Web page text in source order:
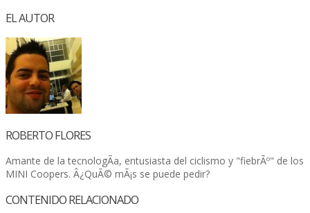
EL AUTOR
ROBERTO FLORES
Amante de la tecnologÃ­a, entusiasta del ciclismo y "fiebrÃº" de los
MINI Coopers. Â¿QuÃ© mÃ¡s se puede pedir?
CONTENIDO RELACIONADO